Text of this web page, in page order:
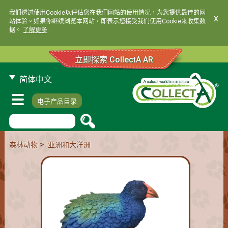
我们透过使用Cookie以评估您在我们网站的使用情况，为您提供最佳的网
站体验。如果你继续浏览本网站，即表示您接受我们使用Cookie来收集数
据。
了解更多.
x
立即探索 CollectA AR
简体中文
电子产品目录
森林动物> 亚洲和大洋洲